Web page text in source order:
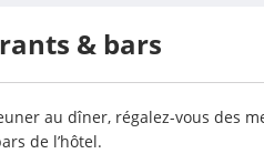
& bars
au dîner, régalez-vous des
de l’hôtel.